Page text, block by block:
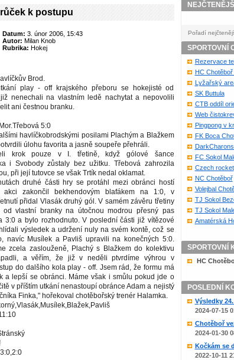
k postupu
Datum: 3. únor 2006, 15:43
Autor: Milan Knob
Rubrika: Hokej
Brod.
play - off krajského přeboru se hokejisté od
již nenechali na vlastním ledě nachytat a nepovolili
ani čestnou branku.
5:0
havlíčkobrodskými posilami Plachým a Blažkem
úlohu favorita a jasně soupeře přehráli.
krok pouze v I. třetině, když gólové šance
i Svobody zůstaly bez užitku. Třebová zahrozila
při její tutovce se však Trtík nedal oklamat.
druhé části hry se protáhl mezi obránci hostí
akci zakončil bekhendovým blafákem na 1:0, v
přidal Vlasák druhý gól. V samém závěru třetiny
od vlastní branky na útočnou modrou přesný pas
3:0 a bylo rozhodnuto. V poslední části již vítězové
výsledek a udržení nuly na svém kontě, což se
navíc Musílek a Pavliš upravili na konečných 5:0.
zcela zaslouženě, Plachý s Blažkem do kolektivu
a věřím, že již v neděli ptvrdíme výhrou v
do dalšího kola play - off. Jsem rád, že formu má
a lepší se obránci. Máme však i smůlu pokud jde o
v příštím utkání nenastoupí obránce Adam a nejistý
Finka," hořekoval chotěbořský trenér Halamka.
Pořadí
SPORTOVNÍ
Rezervace
HC Chotěboř
Lyžařský
SK Buttula
CTB oddíl
Web
Pingpong v
FK Boca
FC Sokol
Czech rocket
NC Chotěboř
Volejbal
TJ Sokol
TJ Sokol
Amatérská
SPORTOVNÍ
HC
POSLEDNÍ
Výsledky
2024-07-15
Chotěboř
2024-01-30
Kočkám se
2022-10-11